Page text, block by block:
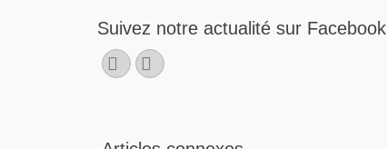
Suivez notre actualité sur Facebook
Facebook
E-
mail